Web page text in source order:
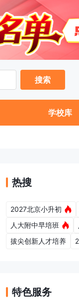
搜索
学校库
热搜
2027北京小升初
人大附中早培班
拔尖创新人才培养
特色服务